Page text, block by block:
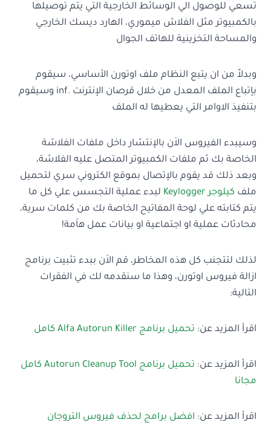
تسعي للوصول الي الوسائط الخارجية التي يتم توصيلها
بالكمبيوتر مثل الفلاش ميموري، الهارد ديسك الخارجي
والمساحة التخزينية للهاتف الجوال
وبدلاً من ان يتبع النظام ملف اوتورن الأساسي، سيقوم
بإتباع الملف المعدل من خلال قرصان الإنترنت .inf وسيقوم
بتنفيذ الاوامر التي يعطيها له الملف
وسيبدء الفيروس الاَن بالإنتشار داخل ملفات الفلاشة
الخاصة بك ثم ملفات الكمبيوتر المتصل عليه الفلاشة،
وبعد ذلك قد يقوم بالإتصال بموقع الكتروني سري لتحميل
ملف كيلوجر Keylogger
لبدء عملية التجسس علي كل ما
يتم كتابته علي لوحة المفاتيح الخاصة بك من كلمات سرية،
محادثات عملية او اجتماعية او بيانات عمل هاَمة!
لذلك لتتجنب كل هذه المخاطر، قم الاَن ببدء تثبيت برنامج
ازالة فيروس اوتورن، وهذا ما سنقدمه لك في الفقرات
التالية:
اقرأ المزيد عن: تحميل برنامج Alfa Autorun Killer كامل
اقرأ المزيد عن:
تحميل برنامج Autorun Cleanup Tool كامل
مجانا
اقرأ المزيد عن: افضل برامج لحذف فيروس التروجان